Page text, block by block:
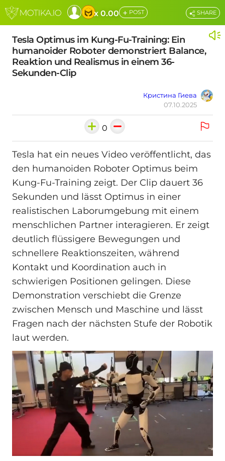
x 0.00 + POST
Tesla Optimus im Kung-Fu-Training: Ein
humanoider Roboter demonstriert Balance,
Reaktion und Realismus in einem 36-
Sekunden-Clip
Кристина Гиева
07.10.2025
SHARE
0
Tesla hat ein neues Video veröffentlicht, das
den humanoiden Roboter Optimus beim
Kung-Fu-Training zeigt. Der Clip dauert 36
Sekunden und lässt Optimus in einer
realistischen Laborumgebung mit einem
menschlichen Partner interagieren. Er zeigt
deutlich flüssigere Bewegungen und
schnellere Reaktionszeiten, während
Kontakt und Koordination auch in
schwierigen Positionen gelingen. Diese
Demonstration verschiebt die Grenze
zwischen Mensch und Maschine und lässt
Fragen nach der nächsten Stufe der Robotik
laut werden.